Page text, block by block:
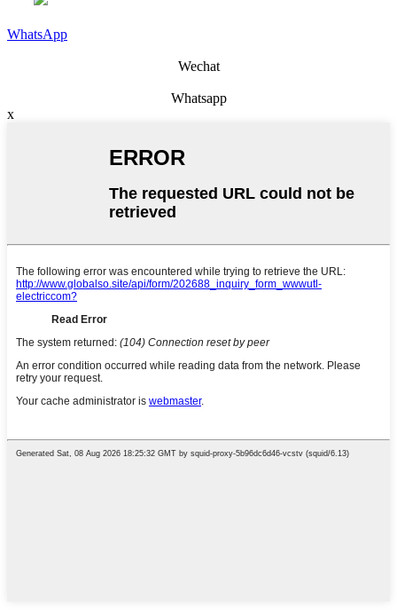
WhatsApp
Wechat
Whatsapp
x